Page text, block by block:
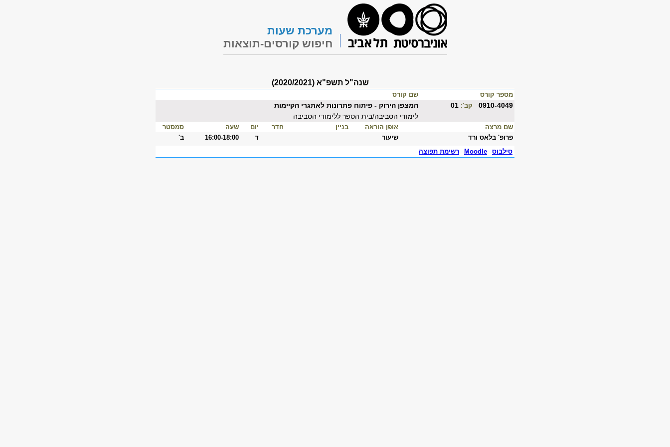
מערכת שעות
חיפוש קורסים-תוצאות
שנה"ל תשפ"א (2020/2021)
מספר קורס שם קורס
0910-4049 קב':
המצפן הירוק - פיתוח פתרונות לאתגרי הקיימות
לימודי הסביבה/בית הספר ללימודי הסביבה
שם מרצה אופן הוראה בניין חדר יום שעה
סמסטר
פרופ' בלאס ורד
שיעור ד 16:00-18:00
ב'
סילבוס
Moodle רשימת תפוצה